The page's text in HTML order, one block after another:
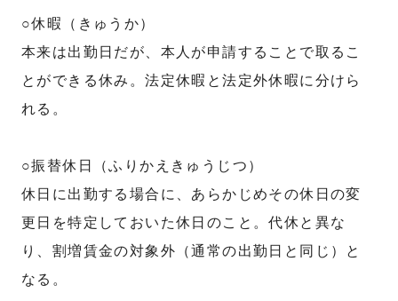
○休暇（きゅうか）
本来は出勤日だが、本人が申請することで取るこ
とができる休み。法定休暇と法定外休暇に分けら
れる。
○振替休日（ふりかえきゅうじつ）
休日に出勤する場合に、あらかじめその休日の変
更日を特定しておいた休日のこと。代休と異な
り、割増賃金の対象外（通常の出勤日と同じ）と
なる。